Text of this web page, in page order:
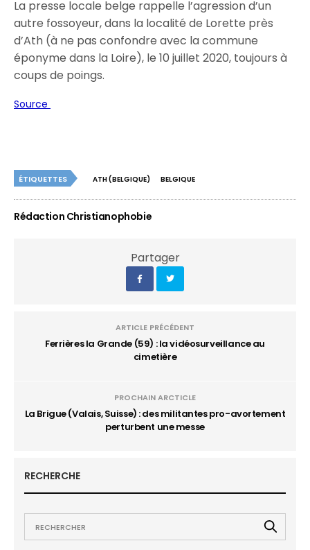
La presse locale belge rappelle l’agression d’un
autre fossoyeur, dans la localité de Lorette près
d’Ath (à ne pas confondre avec la commune
éponyme dans la Loire), le 10 juillet 2020, toujours à
coups de poings.
Source
ÉTIQUETTES ATH (BELGIQUE) BELGIQUE
Rédaction Christianophobie
Partager
ARTICLE PRÉCÉDENT
Ferrières la Grande (59) : la vidéosurveillance au
cimetière
PROCHAIN ARCTICLE
La Brigue (Valais, Suisse) : des militantes pro-avortement
perturbent une messe
RECHERCHE